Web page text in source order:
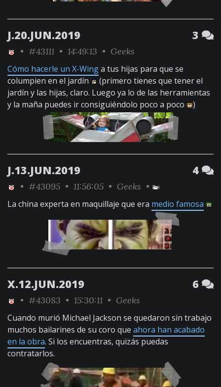
J.20.JUN.2019 3
• #43111 • 14:49:13 • Geeks
Cómo hacerle un X-Winga tus hijas para que se
columpien en el jardín
(primero tienes que tener el
jardín y las hijas, claro. Luego ya lo de las herramientas
y la maña puedes ir consiguiéndolo poco a poco
)
J.13.JUN.2019 4
• #43095 • 11:56:05 • Geeks •
La china experta en maquillaje que era medio famosa
X.12.JUN.2019 6
• #43083 • 15:30:11 • Geeks
Cuando murió Michael Jackson se quedaron sin trabajo
muchos bailarines de su coro que ahora han acabado
en la obra. Si los encuentras, quizás puedas
contratarlos.